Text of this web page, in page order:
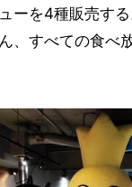
ーを4種販売す
、すべての食べ